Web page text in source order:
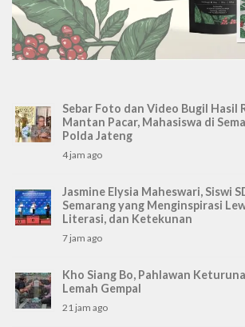
Sebar Foto dan Video Bugil Hasil
Mantan Pacar, Mahasiswa di
Polda Jateng
4 jam ago
Jasmine Elysia Maheswari, Siswi
Semarang yang Menginspirasi
Literasi, dan Ketekunan
7 jam ago
Kho Siang Bo, Pahlawan
Lemah Gempal
21 jam ago